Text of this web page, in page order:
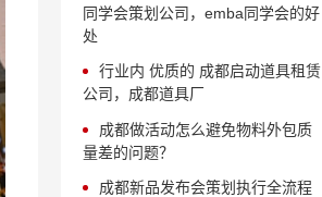
同学会策划公司，emba同学会的好
处
行业内 优质的 成都启动道具租赁
公司，成都道具厂
成都做活动怎么避免物料外包质
量差的问题？
成都新品发布会策划执行全流程